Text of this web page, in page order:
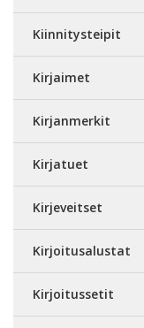
Kiinnitysteipit
Kirjaimet
Kirjanmerkit
Kirjatuet
Kirjeveitset
Kirjoitusalustat
Kirjoitussetit